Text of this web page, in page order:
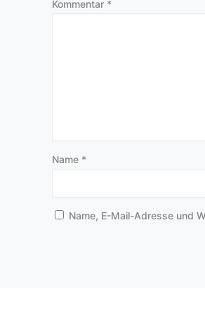
Kommentar *
Name *
Name, E-Mail-Adresse und